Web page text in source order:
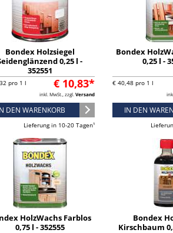
Bondex Holzsiegel
0,25 l -
352551
€ 10,83*
pro 1 l
inkl. MwSt., zzgl. Versand
DEN WARENKORB
Lieferung in 10-20 Tagen¹
Bondex
0,25 l -
€ 40,48 pro 1 l
IN DEN
HolzWachs Farblos
0,75 l - 352555
Bondex
Kirschbaum